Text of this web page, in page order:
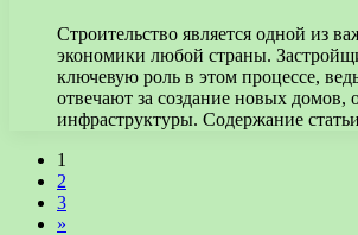
Строительство является одной из
экономики любой страны.
ключевую роль в этом процессе,
отвечают за создание новых домов,
инфраструктуры. Содержание
1
2
3
»